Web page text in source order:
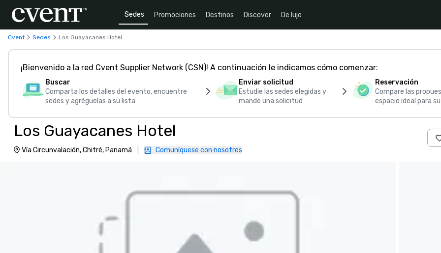
Sedes Promociones Destinos Discover De lujo
Cvent Sedes Los Guayacanes Hotel
¡Bienvenido a la red Cvent Supplier Network (CSN)! A continuación le indicamos cómo comenzar:
Buscar
Comparta los detalles del evento, encuentre
sedes y agréguelas a su lista
Enviar solicitud
Estudie las sedes elegidas y
mande una solicitud
Reservación
Compare las
espacio ideal para
Los Guayacanes Hotel
Vía Circunvalación, Chitré, Panamá Comuníquese con nosotros